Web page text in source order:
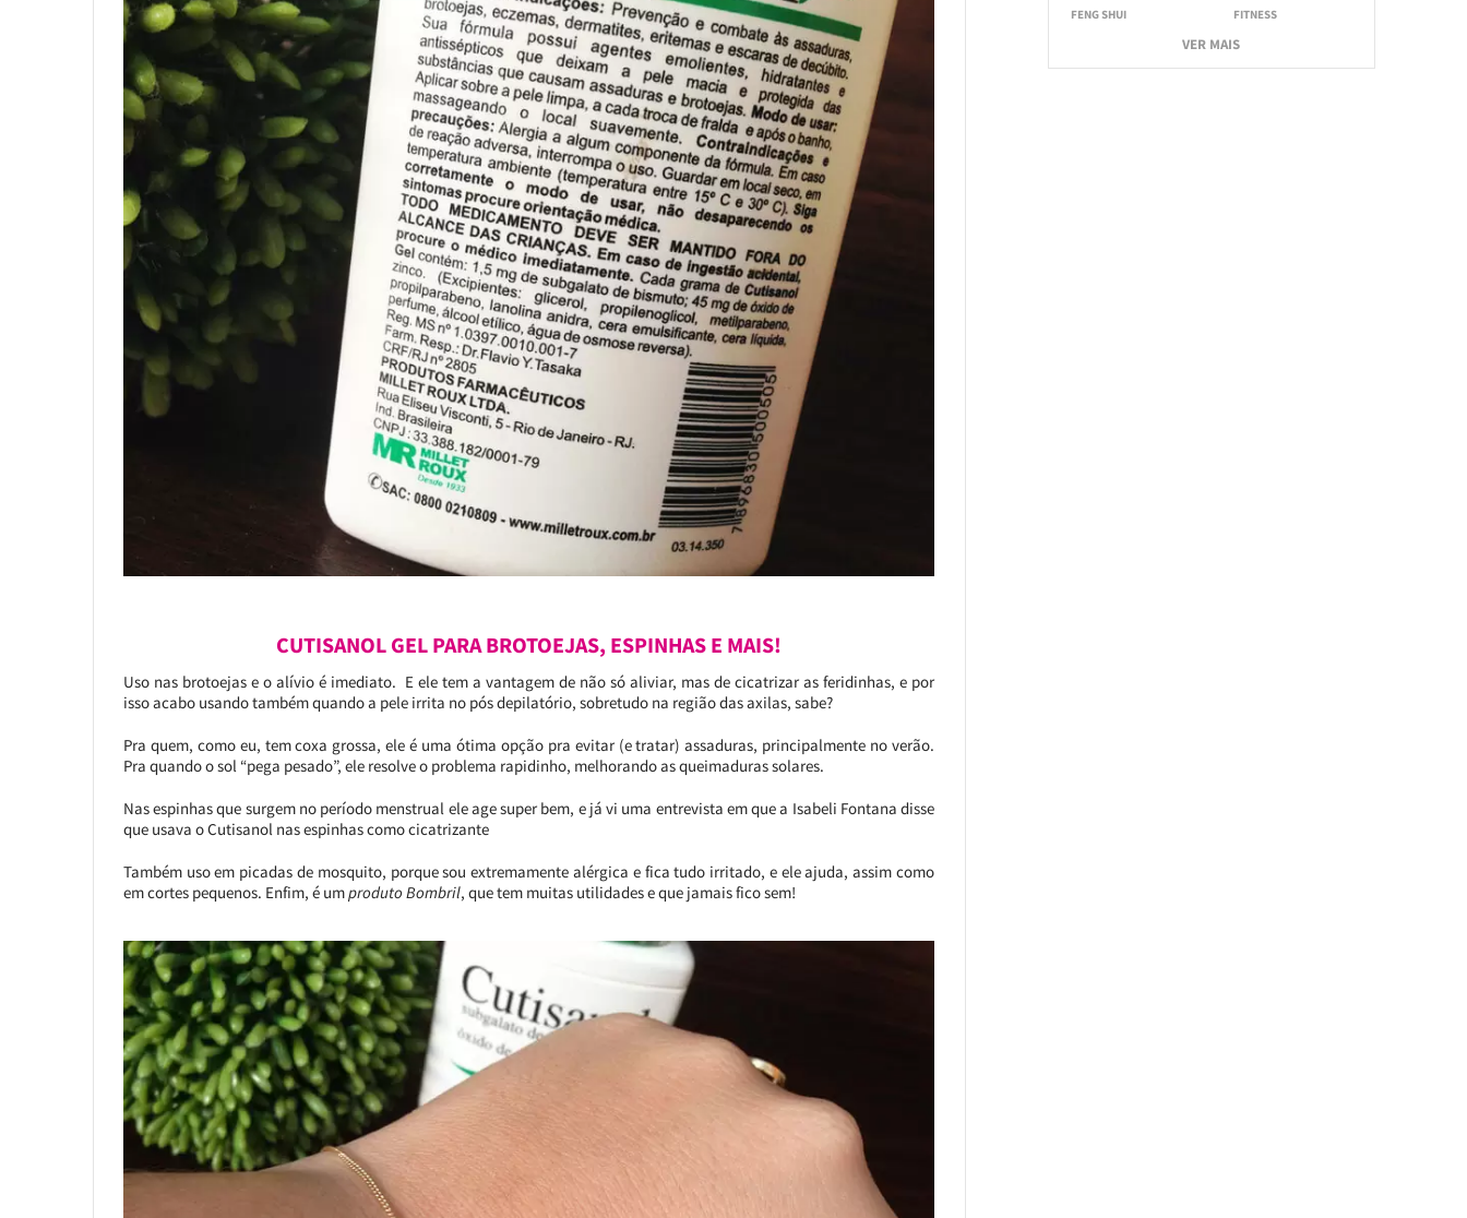
CUTISANOL GEL PARA BROTOEJAS, ESPINHAS E MAIS!
Uso nas brotoejas e o alívio é imediato. E ele tem a vantagem de não só aliviar, mas de cicatrizar as feridinhas, e por
isso acabo usando também quando a pele irrita no pós depilatório, sobretudo na região das axilas, sabe?
Pra quem, como eu, tem coxa grossa, ele é uma ótima opção pra evitar (e tratar) assaduras, principalmente no verão.
Pra quando o sol “pega pesado”, ele resolve o problema rapidinho, melhorando as queimaduras solares.
Nas espinhas que surgem no período menstrual ele age super bem, e já vi uma entrevista em que a Isabeli Fontana disse
que usava o Cutisanol nas espinhas como cicatrizante
Também uso em picadas de mosquito, porque sou extremamente alérgica e fica tudo irritado, e ele ajuda, assim como
em cortes pequenos. Enfim, é umproduto Bombril, que tem muitas utilidades e que jamais fico sem!
FENG SHUI
FITNESS
VER MAIS